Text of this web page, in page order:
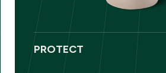
PROTECT